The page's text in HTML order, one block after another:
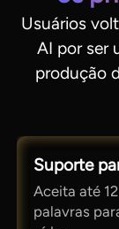
Usuários
AI por ser
produção
Suporte
Aceita até
palavras